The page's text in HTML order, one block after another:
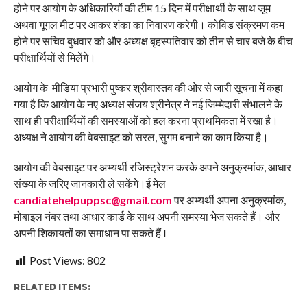
होने पर आयोग के अधिकारियों की टीम 15 दिन में परीक्षार्थी के साथ जूम
अथवा गूगल मीट पर आकर शंका का निवारण करेगी। कोविड संक्रमण कम
होने पर सचिव बुधवार को और अध्यक्ष बृहस्पतिवार को तीन से चार बजे के बीच
परीक्षार्थियों से मिलेंगे।
आयोग के मीडिया प्रभारी पुष्कर श्रीवास्तव की ओर से जारी सूचना में कहा
गया है कि आयोग के नए अध्यक्ष संजय श्रीनेत्र ने नई जिम्मेदारी संभालने के
साथ ही परीक्षार्थियों की समस्याओं को हल करना प्राथमिकता में रखा है।
अध्यक्ष ने आयोग की वेबसाइट को सरल, सुगम बनाने का काम किया है।
आयोग की वेबसाइट पर अभ्यर्थी रजिस्ट्रेशन करके अपने अनुक्रमांक, आधार
संख्या के जरिए जानकारी ले सकेंगे।ई मेल
candiatehelpuppsc@gmail.comपर अभ्यर्थी अपना अनुक्रमांक,
मोबाइल नंबर तथा आधार कार्ड के साथ अपनी समस्या भेज सकते हैं। और
अपनी शिकायतों का समाधान पा सकते हैं l
Post Views: 802
RELATED ITEMS: